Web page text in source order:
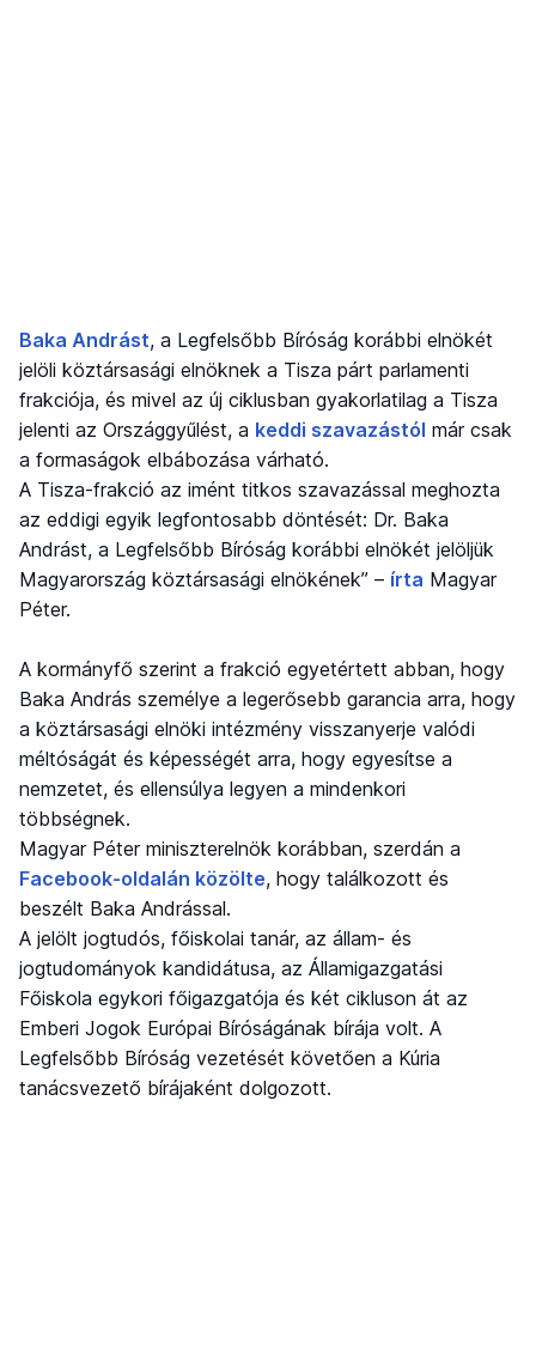
Baka Andrást, a Legfelsőbb Bíróság korábbi elnökét
jelöli köztársasági elnöknek a Tisza párt parlamenti
frakciója, és mivel az új ciklusban gyakorlatilag a Tisza
jelenti az Országgyűlést, a keddi szavazástól már csak
a formaságok elbábozása várható.
A Tisza-frakció az imént titkos szavazással meghozta
az eddigi egyik legfontosabb döntését: Dr. Baka
Andrást, a Legfelsőbb Bíróság korábbi elnökét jelöljük
Magyarország köztársasági elnökének” – írta Magyar
Péter.
A kormányfő szerint a frakció egyetértett abban, hogy
Baka András személye a legerősebb garancia arra, hogy
a köztársasági elnöki intézmény visszanyerje valódi
méltóságát és képességét arra, hogy egyesítse a
nemzetet, és ellensúlya legyen a mindenkori
többségnek.
Magyar Péter miniszterelnök korábban, szerdán a
Facebook-oldalán közölte, hogy találkozott és
beszélt Baka Andrással.
A jelölt jogtudós, főiskolai tanár, az állam- és
jogtudományok kandidátusa, az Államigazgatási
Főiskola egykori főigazgatója és két cikluson át az
Emberi Jogok Európai Bíróságának bírája volt. A
Legfelsőbb Bíróság vezetését követően a Kúria
tanácsvezető bírájaként dolgozott.